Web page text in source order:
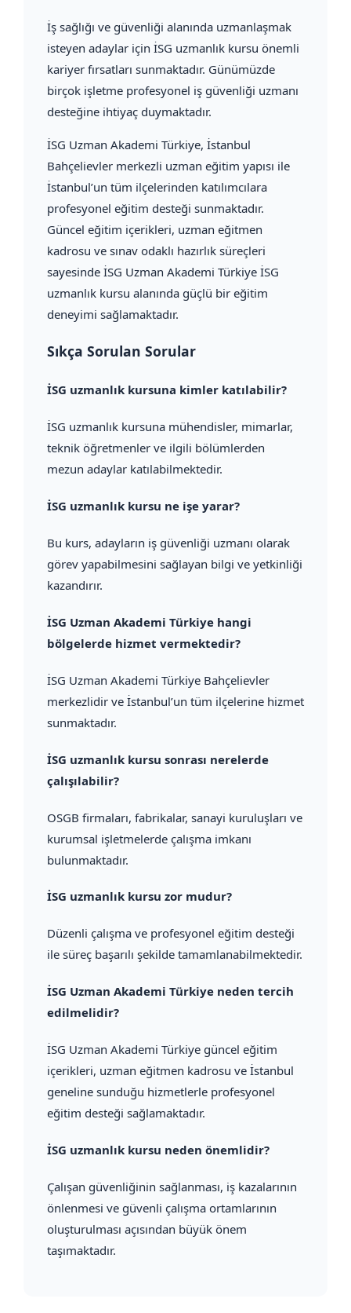
İş sağlığı ve güvenliği alanında uzmanlaşmak
isteyen adaylar için İSG uzmanlık kursu önemli
kariyer fırsatları sunmaktadır. Günümüzde
birçok işletme profesyonel iş güvenliği uzmanı
desteğine ihtiyaç duymaktadır.
İSG Uzman Akademi Türkiye, İstanbul
Bahçelievler merkezli uzman eğitim yapısı ile
İstanbul’un tüm ilçelerinden katılımcılara
profesyonel eğitim desteği sunmaktadır.
Güncel eğitim içerikleri, uzman eğitmen
kadrosu ve sınav odaklı hazırlık süreçleri
sayesinde İSG Uzman Akademi Türkiye İSG
uzmanlık kursu alanında güçlü bir eğitim
deneyimi sağlamaktadır.
Sıkça Sorulan Sorular
İSG uzmanlık kursuna kimler katılabilir?
İSG uzmanlık kursuna mühendisler, mimarlar,
teknik öğretmenler ve ilgili bölümlerden
mezun adaylar katılabilmektedir.
İSG uzmanlık kursu ne işe yarar?
Bu kurs, adayların iş güvenliği uzmanı olarak
görev yapabilmesini sağlayan bilgi ve yetkinliği
kazandırır.
İSG Uzman Akademi Türkiye hangi
bölgelerde hizmet vermektedir?
İSG Uzman Akademi Türkiye Bahçelievler
merkezlidir ve İstanbul’un tüm ilçelerine hizmet
sunmaktadır.
İSG uzmanlık kursu sonrası nerelerde
çalışılabilir?
OSGB firmaları, fabrikalar, sanayi kuruluşları ve
kurumsal işletmelerde çalışma imkanı
bulunmaktadır.
İSG uzmanlık kursu zor mudur?
Düzenli çalışma ve profesyonel eğitim desteği
ile süreç başarılı şekilde tamamlanabilmektedir.
İSG Uzman Akademi Türkiye neden tercih
edilmelidir?
İSG Uzman Akademi Türkiye güncel eğitim
içerikleri, uzman eğitmen kadrosu ve İstanbul
geneline sunduğu hizmetlerle profesyonel
eğitim desteği sağlamaktadır.
İSG uzmanlık kursu neden önemlidir?
Çalışan güvenliğinin sağlanması, iş kazalarının
önlenmesi ve güvenli çalışma ortamlarının
oluşturulması açısından büyük önem
taşımaktadır.